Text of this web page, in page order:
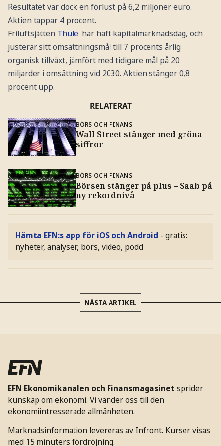
Resultatet var dock en förlust på 6,2 miljoner euro.
Aktien tappar 4 procent.
Friluftsjätten Thule har haft kapitalmarknadsdag, och
justerar sitt omsättningsmål till 7 procents årlig
organisk tillväxt, jämfört med tidigare mål på 20
miljarder i omsättning vid 2030. Aktien stänger 0,8
procent upp.
RELATERAT
BÖRS OCH FINANS
Wall Street stänger med gröna
siffror
BÖRS OCH FINANS
Börsen stänger på plus – Saab på
ny rekordnivå
Hämta EFN:s app för iOS och Android - gratis:
nyheter, analyser, börs, video, podd
NÄSTA ARTIKEL
EFN Ekonomikanalen och Finansmagasinet sprider
kunskap om ekonomi. Vi vänder oss till den
ekonomiintresserade allmänheten.
Marknadsinformation levereras av Infront. Kurser visas
med 15 minuters fördröjning.